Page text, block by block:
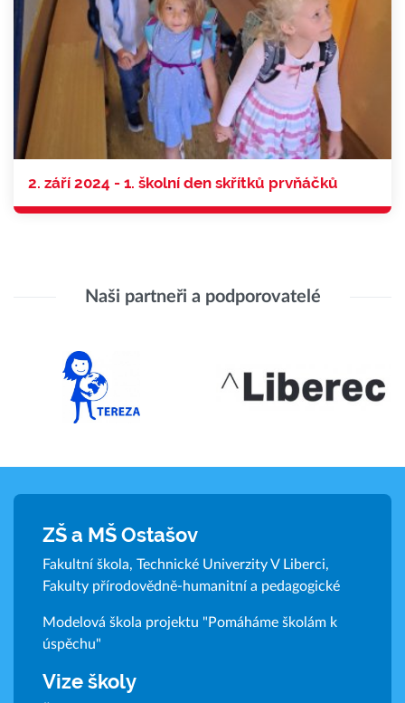
2. září 2024 - 1. školní den skřítků prvňáčků
Naši partneři a podporovatelé
ZŠ a MŠ Ostašov
Fakultní škola, Technické Univerzity V Liberci,
Fakulty přírodovědně-humanitní a pedagogické
Modelová škola projektu "Pomáháme školám k
úspěchu"
Vize školy